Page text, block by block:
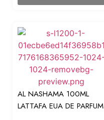
AL NASHAMA 100ML
LATTAFA EUA DE PARFUM